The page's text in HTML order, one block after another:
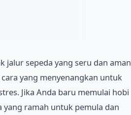
jalur sepeda yang seru dan aman
yang menyenangkan untuk
Jika Anda baru memulai hobi
yang ramah untuk pemula dan